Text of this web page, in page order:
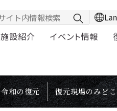
施設紹介 イベント情報
令和の復元 復元現場のみど